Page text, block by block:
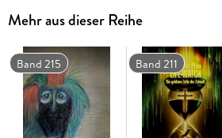
Dreißigjährigen Krieg strandet, und
über Aliens, die die Erdlinge
Gehirnwäsche oder physische Gewalt
Menschen, die ihnen darin in nichts
subtiler Manipulation sämtlicher
Mehr aus dieser Reihe
Band 215 Band 211